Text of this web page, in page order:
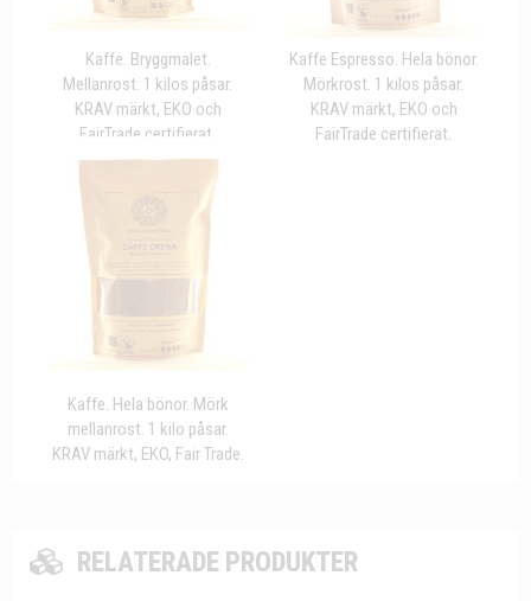
Kaffe. Bryggmalet.
Mellanrost. 1 kilos påsar.
KRAV märkt, EKO och
FairTrade certifierat.
Kaffe Espresso. Hela bönor.
Mörkrost. 1 kilos påsar.
KRAV märkt, EKO och
FairTrade certifierat.
Kaffe. Hela bönor. Mörk
mellanrost. 1 kilo påsar.
KRAV märkt, EKO, Fair Trade.
RELATERADE PRODUKTER